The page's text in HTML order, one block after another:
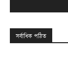
সর্বাধিক পঠিত